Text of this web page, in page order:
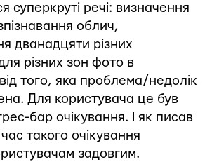
суперкруті речі: визначення
облич,
дванадцяти різних
різних зон фото в
того, яка проблема/недолік
Для користувача це був
бар очікування. І як писав
такого очікування
задовгим.